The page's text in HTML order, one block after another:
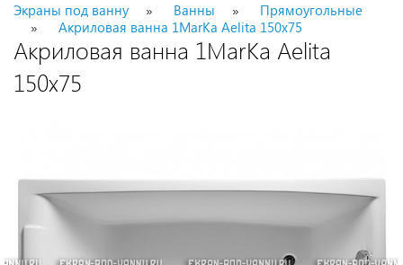
Экраны под ванну Ванны
Прямоугольные
Акриловая ванна 1MarKa Aelita 150x75
Акриловая ванна 1MarKa Aelita
150x75